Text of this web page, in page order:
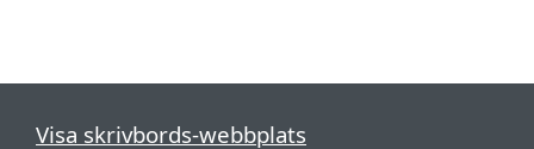
Visa skrivbords-webbplats